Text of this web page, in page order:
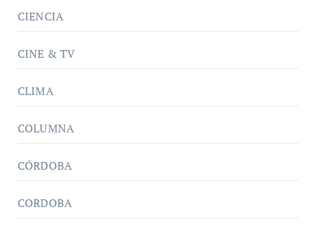
CIENCIA
CINE & TV
CLIMA
COLUMNA
CÓRDOBA
CORDOBA